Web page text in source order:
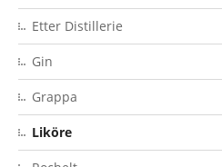
Etter Distillerie
Gin
Grappa
Liköre